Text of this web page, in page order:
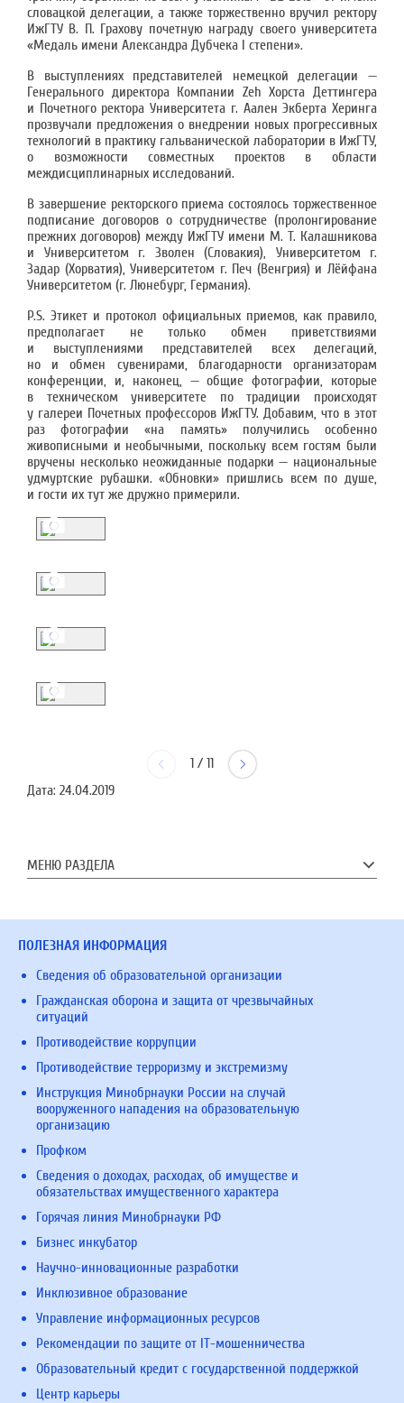
словацкой делегации, а также торжественно вручил ректору
ИжГТУ В. П. Грахову почетную награду своего университета
«Медаль имени Александра Дубчека I cтепени».
В выступлениях представителей немецкой делегации —
Генерального директора Компании Zeh Хорста Деттингера
и Почетного ректора Университета г. Аален Экберта Херинга
прозвучали предложения о внедрении новых прогрессивных
технологий в практику гальванической лаборатории в ИжГТУ,
о возможности совместных проектов в области
междисциплинарных исследований.
В завершение ректорского приема состоялось торжественное
подписание договоров о сотрудничестве (пролонгирование
прежних договоров) между ИжГТУ имени М. Т. Калашникова
и Университетом г. Зволен (Словакия), Университетом г.
Задар (Хорватия), Университетом г. Печ (Венгрия) и Лёйфана
Университетом (г. Люнебург, Германия).
P.S. Этикет и протокол официальных приемов, как правило,
предполагает не только обмен приветствиями
и выступлениями представителей всех делегаций,
но и обмен сувенирами, благодарности организаторам
конференции, и, наконец, — общие фотографии, которые
в техническом университете по традиции происходят
у галереи Почетных профессоров ИжГТУ. Добавим, что в этот
раз фотографии «на память» получились особенно
живописными и необычными, поскольку всем гостям были
вручены несколько неожиданные подарки — национальные
удмуртские рубашки. «Обновки» пришлись всем по душе,
и гости их тут же дружно примерили.
1 / 11
Дата: 24.04.2019
МЕНЮ РАЗДЕЛА
ПОЛЕЗНАЯ ИНФОРМАЦИЯ
Сведения об образовательной организации
Гражданская оборона и защита от чрезвычайных
ситуаций
Противодействие коррупции
Противодействие терроризму и экстремизму
Инструкция Минобрнауки России на случай
вооруженного нападения на образовательную
организацию
Профком
Сведения о доходах, расходах, об имуществе и
обязательствах имущественного характера
Горячая линия Минобрнауки РФ
Бизнес инкубатор
Научно-инновационные разработки
Инклюзивное образование
Управление информационных ресурсов
Рекомендации по защите от IT-мошенничества
Образовательный кредит с государственной поддержкой
Центр карьеры